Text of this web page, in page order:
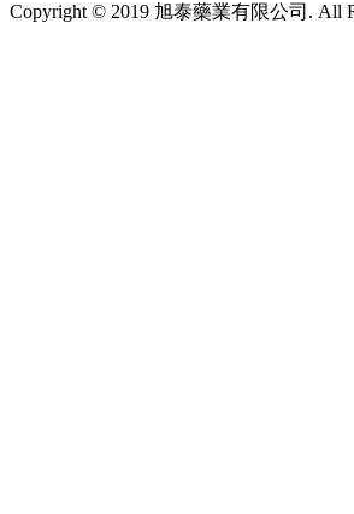
Copyright © 2019 旭泰藥業有限公司. All